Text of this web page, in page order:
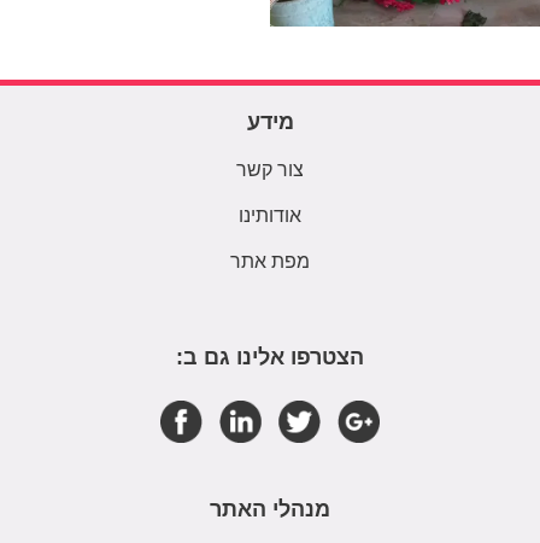
מידע
צור קשר
אודותינו
מפת אתר
הצטרפו אלינו גם ב:
מנהלי האתר